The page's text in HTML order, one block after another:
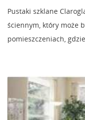
Pustaki szklane
ściennym, który może
pomieszczeniach,